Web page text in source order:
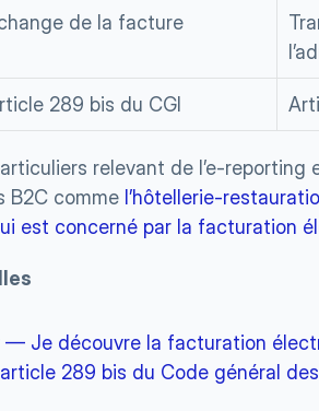
de la facture
289 bis du CGI
relevant de l’e-
B2C comme l’hôtellerie-
est concerné par la facturation
— Je découvre la facturation
289 bis du Code général